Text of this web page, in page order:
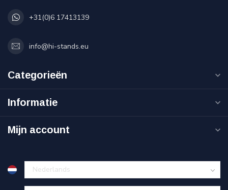
+31(0)6 17413139
info@hi-stands.eu
Categorieën
Informatie
Mijn account